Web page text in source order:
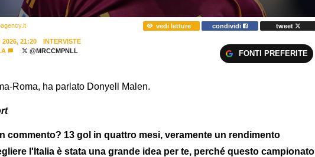
vedi letture condividi tweet
2026, 21:20
INTERVISTE
@MRCCMPNLL FONTI PREFERITE
Roma, ha parlato Donyell Malen.
commento? 13 gol in quattro mesi, veramente un rendimento
l'Italia è stata una grande idea per te, perché questo campionato